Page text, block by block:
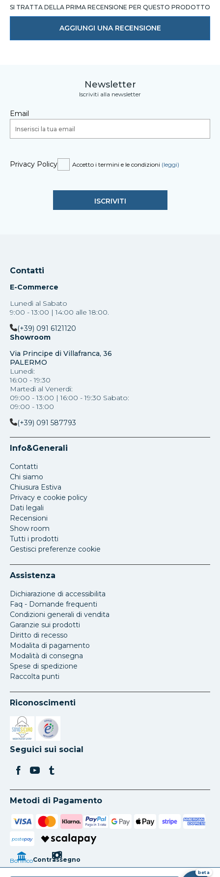
SI TRATTA DELLA PRIMA RECENSIONE PER QUESTO PRODOTTO
AGGIUNGI UNA RECENSIONE
Newsletter
Iscriviti alla newsletter
Email
Privacy Policy Accetto i termini e le condizioni (leggi)
Contatti
E-Commerce
Lunedì al Sabato
9:00 - 13:00 | 14:00 alle 18:00.
(+39) 091 6121120
Showroom
Via Principe di Villafranca, 36
PALERMO
Lunedì:
16:00 - 19:30
Martedì al Venerdi:
09:00 - 13:00 | 16:00 - 19:30 Sabato:
09:00 - 13:00
(+39) 091 587793
Info&Generali
Contatti
Chi siamo
Chiusura Estiva
Privacy e cookie policy
Dati legali
Recensioni
Show room
Tutti i prodotti
Gestisci preferenze cookie
Assistenza
Dichiarazione di accessibilita
Faq - Domande frequenti
Condizioni generali di vendita
Garanzie sui prodotti
Diritto di recesso
Modalita di pagamento
Modalità di consegna
Spese di spedizione
Raccolta punti
Riconoscimenti
Si apre in una nuova scheda
Si apre in una nuova scheda
Seguici sui social
Metodi di Pagamento
postepay
BonificoContrassegno
beta